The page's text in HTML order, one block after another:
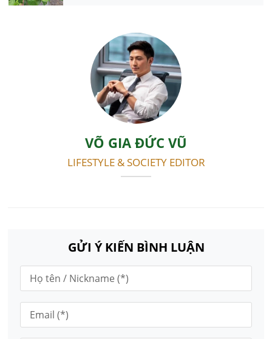
VÕ GIA ĐỨC VŨ
LIFESTYLE & SOCIETY EDITOR
GỬI Ý KIẾN BÌNH LUẬN